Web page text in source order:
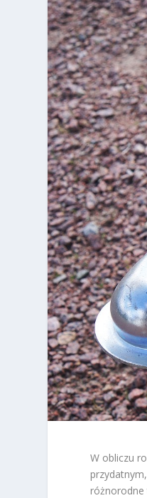
W obliczu
różnorodne